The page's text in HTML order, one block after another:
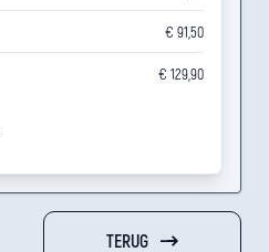
€ 91,50
€ 129,90
TERUG